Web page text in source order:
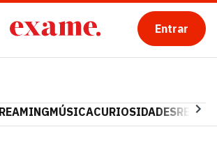
Entrar
MÚSICACURIOSIDADES